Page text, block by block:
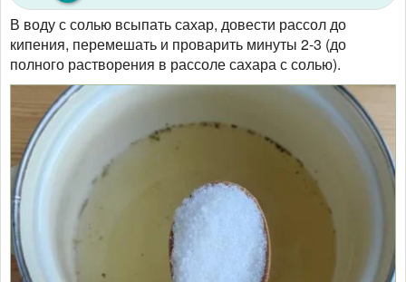
В воду с солью всыпать сахар, довести рассол до
кипения, перемешать и проварить минуты 2-3 (до
полного растворения в рассоле сахара с солью).